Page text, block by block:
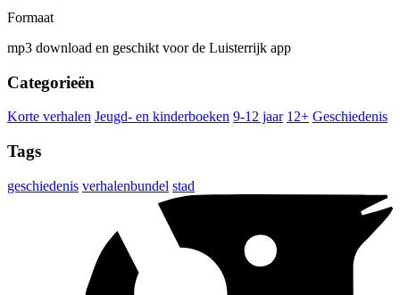
Formaat
mp3 download en geschikt voor de Luisterrijk app
Categorieën
Korte verhalen Jeugd- en kinderboeken 9-12 jaar 12+ Geschiedenis
Tags
geschiedenis verhalenbundel stad